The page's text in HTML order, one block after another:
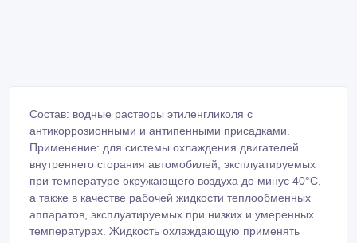
Состав: водные растворы этиленгликоля с
антикоррозионными и антипенными присадками.
Применение: для системы охлаждения двигателей
внутреннего сгорания автомобилей, эксплуатируемых
при температуре окружающего воздуха до минус 40°С,
а также в качестве рабочей жидкости теплообменных
аппаратов, эксплуатируемых при низких и умеренных
температурах. Жидкость охлаждающую применять